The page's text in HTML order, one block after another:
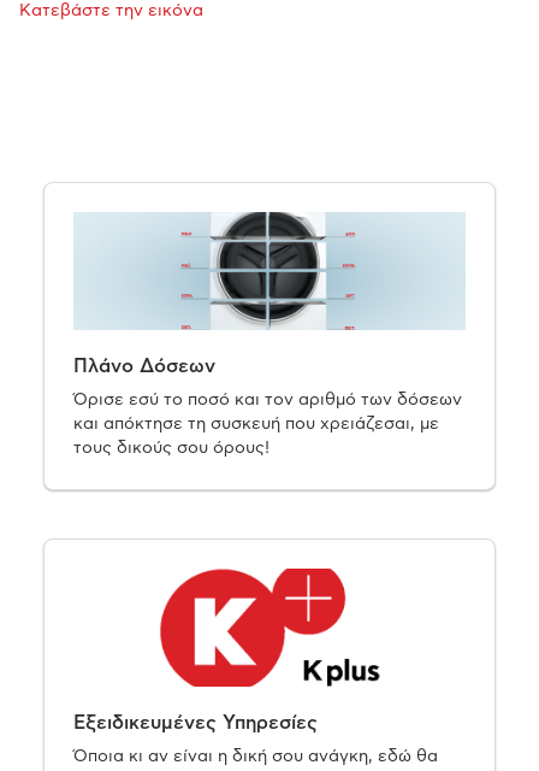
Κατεβάστε την εικόνα
Πλάνο Δόσεων
Όρισε εσύ το ποσό και τον αριθμό των δόσεων
και απόκτησε τη συσκευή που χρειάζεσαι, με
τους δικούς σου όρους!
Εξειδικευμένες Υπηρεσίες
Όποια κι αν είναι η δική σου ανάγκη, εδώ θα